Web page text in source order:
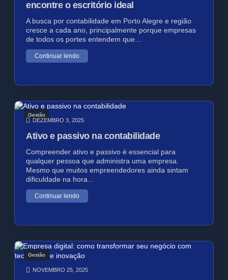
encontre o escritório ideal
A busca por contabilidade em Porto Alegre e região
cresce a cada ano, principalmente porque empresas
de todos os portes entendem que…
Continuar lendo
Gestão
DEZEMBRO 3, 2025
Ativo e passivo na contabilidade
Compreender ativo e passivo é essencial para
qualquer pessoa que administra uma empresa.
Mesmo que muitos empreendedores ainda sintam
dificuldade na hora…
Continuar lendo
Gestão
NOVEMBRO 25, 2025